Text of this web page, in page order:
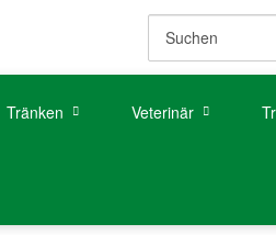
Tränken Veterinär